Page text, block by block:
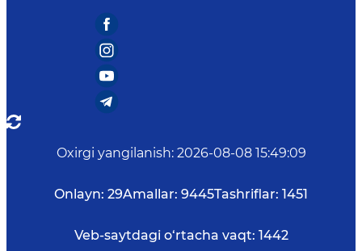
Oxirgi yangilanish: 2026-08-08 15:49:09
Onlayn: 29Amallar: 9445Tashriflar: 1451
Veb-saytdagi o‘rtacha vaqt: 1442